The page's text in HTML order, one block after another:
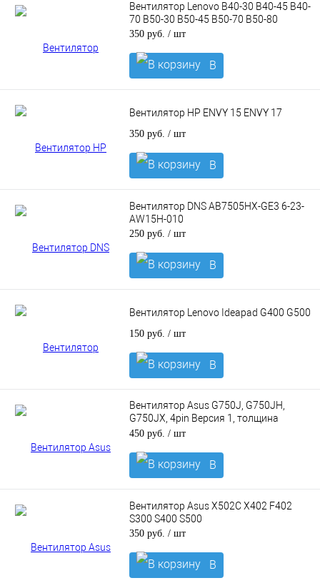
Вентилятор Lenovo B40-30 B40-45 B40-
70 B50-30 B50-45 B50-70 B50-80
350 руб. / шт
В
корзину
Вентилятор HP ENVY 15 ENVY 17
350 руб. / шт
В
корзину
Вентилятор DNS AB7505HX-GE3 6-23-
AW15H-010
250 руб. / шт
В
корзину
Вентилятор Lenovo Ideapad G400 G500
150 руб. / шт
В
корзину
Вентилятор Asus G750J, G750JH,
G750JX, 4pin Версия 1, толщина
15mm, 5 вольт
450 руб. / шт
В
корзину
Вентилятор Asus X502C X402 F402
S300 S400 S500
350 руб. / шт
В